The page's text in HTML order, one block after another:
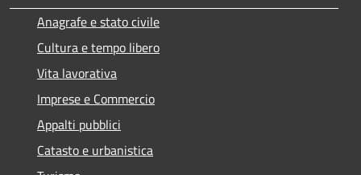
Anagrafe e stato civile
Cultura e tempo libero
Vita lavorativa
Imprese e Commercio
Appalti pubblici
Catasto e urbanistica